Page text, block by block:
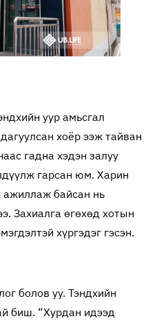
уур амьсгал
хоёр ээж тайван
гадна хэдэн залуу
гарсан юм. Харин
ажиллаж байсан нь
Захиалга өгөхөд хотын
хүргэдэг гэсэн.
болов уу. Тэндхийн
биш. “Хурдан идээд